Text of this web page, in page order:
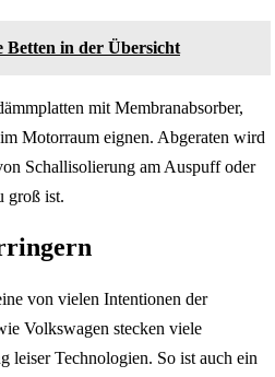
Betten in der Übersicht
mit Membranabsorber,
Motorraum eignen. Abgeraten wird
Schallisolierung am Auspuff oder
groß ist.
von vielen Intentionen der
Volkswagen stecken viele
leiser Technologien. So ist auch ein